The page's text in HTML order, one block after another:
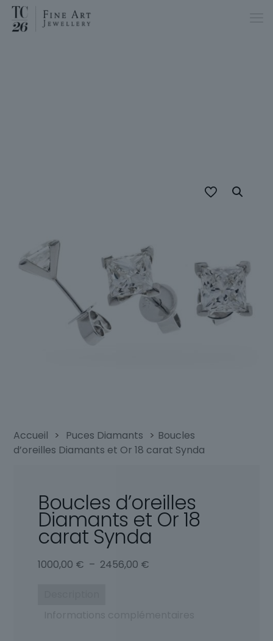
Accueil > Puces Diamants > Boucles
d’oreilles Diamants et Or 18 carat Synda
Boucles d’oreilles
Diamants et Or 18
carat Synda
1000,00 € – 2456,00 €